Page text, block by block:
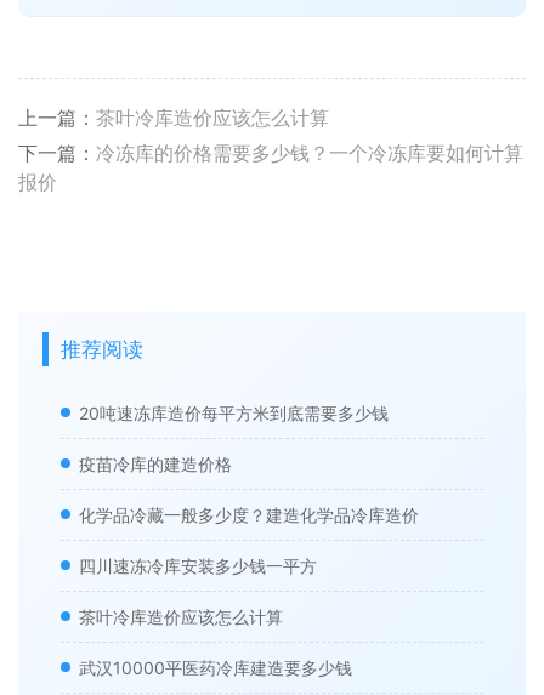
上一篇： 茶叶冷库造价应该怎么计算
下一篇： 冷冻库的价格需要多少钱？一个冷冻库要如何计算
报价
推荐阅读
20吨速冻库造价每平方米到底需要多少钱
疫苗冷库的建造价格
化学品冷藏一般多少度？建造化学品冷库造价
四川速冻冷库安装多少钱一平方
茶叶冷库造价应该怎么计算
武汉10000平医药冷库建造要多少钱